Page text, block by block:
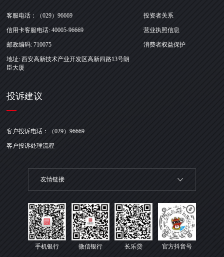
客服电话：（029）96669
信用卡客服电话: 40005-96669
邮政编码: 710075
地址: 西安高新技术产业开发区高新四路13号朗
臣大厦
投资者关系
营业执照信息
消费者权益保护
投诉建议
客户投诉电话：（029）96669
客户投诉处理流程
友情链接
手机银行 微信银行 长乐贷 官方抖音号